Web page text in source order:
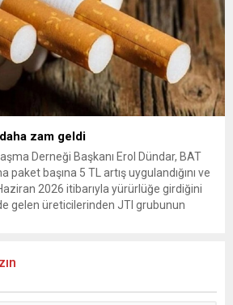
zam geldi
Derneği Başkanı Erol Dündar, BAT
paket başına 5 TL artış uygulandığını ve
2026 itibarıyla yürürlüğe girdiğini
gelen üreticilerinden JTI grubunun